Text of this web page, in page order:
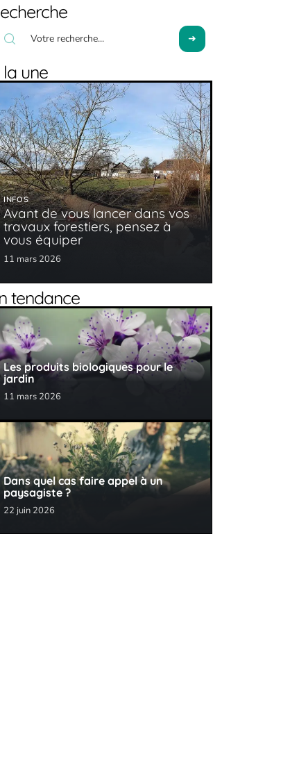
la une
INFOS
Avant de vous lancer dans vos
travaux forestiers, pensez à
vous équiper
11 mars 2026
tendance
Les produits biologiques pour le
jardin
11 mars 2026
Dans quel cas faire appel à un
paysagiste ?
22 juin 2026